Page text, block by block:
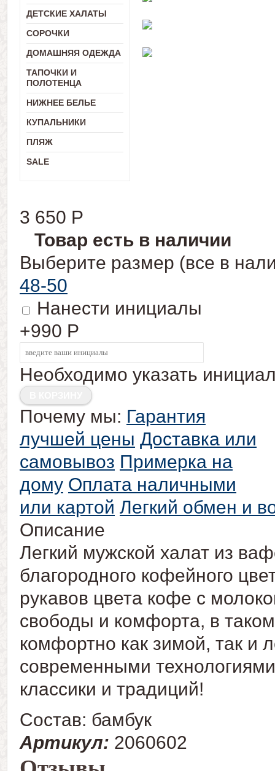
ДЕТСКИЕ ХАЛАТЫ
СОРОЧКИ
ДОМАШНЯЯ ОДЕЖДА
ТАПОЧКИ И
ПОЛОТЕНЦА
НИЖНЕЕ БЕЛЬЕ
КУПАЛЬНИКИ
ПЛЯЖ
SALE
3 650 Р
Товар есть в наличии
Выберите размер (все в
48-50
Нанести инициалы
+990 Р
Необходимо указать
Почему мы: Гарантия
лучшей цены Доставка или
самовывоз Примерка на
дому Оплата наличными
или картой Легкий обмен и
Описание
Легкий мужской халат из
благородного кофейного
рукавов цвета кофе с
свободы и комфорта, в
комфортно как зимой, так и
современными
классики и традиций!
Состав: бамбук
Артикул: 2060602